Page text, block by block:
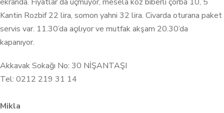
Kantin Rozbif 22 lira, somon yahni 32 lira. Civarda oturana paket
servis var. 11.30’da açılıyor ve mutfak akşam 20.30’da
kapanıyor.
Akkavak Sokağı No: 30 NİŞANTAŞI
Tel: 0212 219 31 14
Mikla